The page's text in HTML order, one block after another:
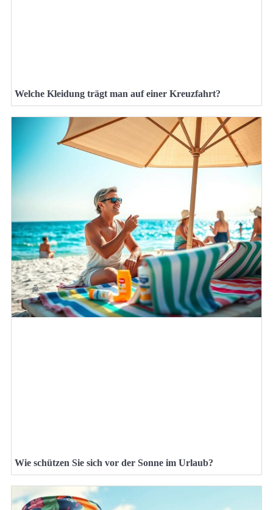
Welche Kleidung trägt man auf einer Kreuzfahrt?
Wie schützen Sie sich vor der Sonne im Urlaub?